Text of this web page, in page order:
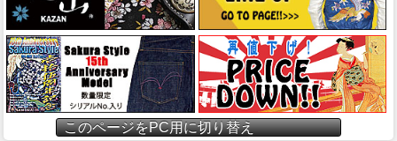
このページをPC用に切り替え